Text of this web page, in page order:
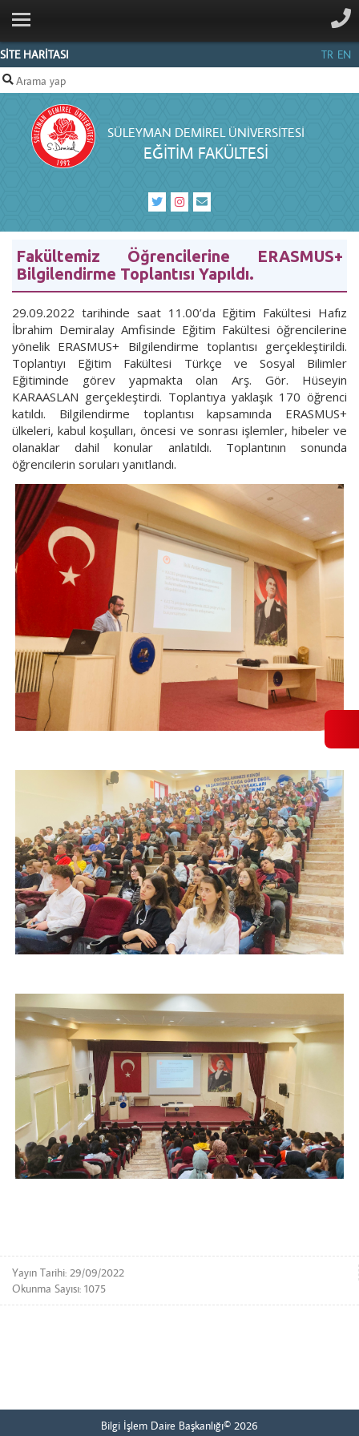
SİTE HARİTASI TR EN
SÜLEYMAN DEMIREL ÜNIVERSITESI
EĞITIM FAKÜLTESI
ANA SAYFA
KURUMSAL
BÖLÜMLER
PERSONEL
İLETIŞIM
Fakültemiz Öğrencilerine ERASMUS+
Bilgilendirme Toplantısı Yapıldı.
29.09.2022 tarihinde saat 11.00’da Eğitim Fakültesi Hafız
İbrahim Demiralay Amfisinde Eğitim Fakültesi öğrencilerine
yönelik ERASMUS+ Bilgilendirme toplantısı gerçekleştirildi.
Toplantıyı Eğitim Fakültesi Türkçe ve Sosyal Bilimler
Eğitiminde görev yapmakta olan Arş. Gör. Hüseyin
KARAASLAN gerçekleştirdi. Toplantıya yaklaşık 170 öğrenci
katıldı. Bilgilendirme toplantısı kapsamında ERASMUS+
ülkeleri, kabul koşulları, öncesi ve sonrası işlemler, hibeler ve
olanaklar dahil konular anlatıldı. Toplantının sonunda
öğrencilerin soruları yanıtlandı.
Yayın Tarihi: 29/09/2022
Okunma Sayısı: 1075
Bilgi İşlem Daire Başkanlığı© 2026